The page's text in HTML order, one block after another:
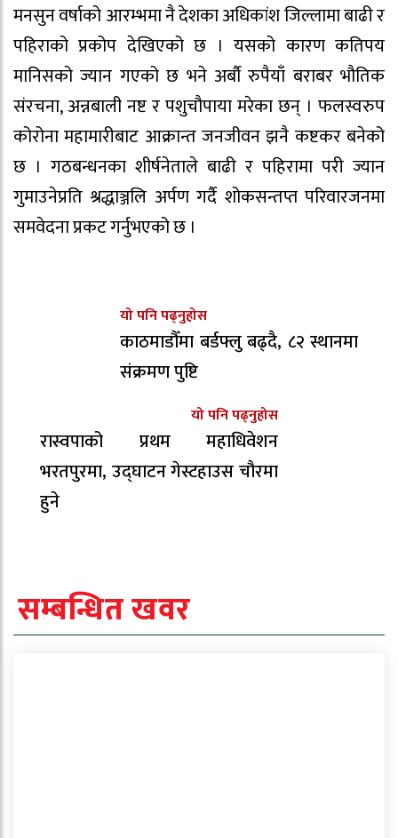
मनसुन वर्षाको आरम्भमा नै देशका अधिकांश जिल्लामा बाढी र
पहिराको प्रकोप देखिएको छ । यसको कारण कतिपय
मानिसको ज्यान गएको छ भने अर्बौ रुपैयाँ बराबर भौतिक
संरचना, अन्नबाली नष्ट र पशुचौपाया मरेका छन् । फलस्वरुप
कोरोना महामारीबाट आक्रान्त जनजीवन झनै कष्टकर बनेको
छ । गठबन्धनका शीर्षनेताले बाढी र पहिरामा परी ज्यान
गुमाउनेप्रति श्रद्धाञ्जलि अर्पण गर्दै शोकसन्तप्त परिवारजनमा
समवेदना प्रकट गर्नुभएको छ ।
यो पनि पढ्नुहोस
काठमाडौँमा बर्डफ्लु बढ्दै, ८२ स्थानमा
संक्रमण पुष्टि
यो पनि पढ्नुहोस
रास्वपाको प्रथम महाधिवेशन
भरतपुरमा, उद्घाटन गेस्टहाउस चौरमा
हुने
सम्बन्धित खवर